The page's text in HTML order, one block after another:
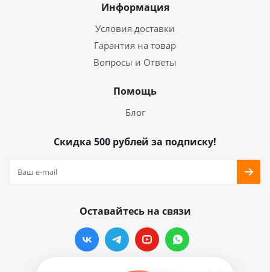
Информация
Условия доставки
Гарантия на товар
Вопросы и Ответы
Помощь
Блог
Скидка 500 рублей за подписку!
Оставайтесь на связи